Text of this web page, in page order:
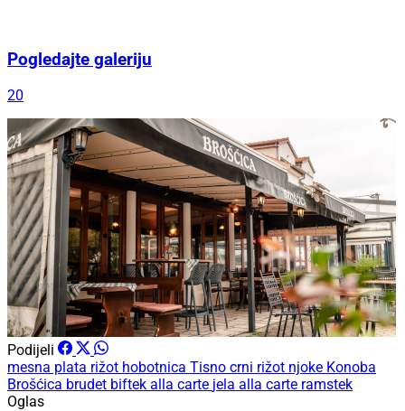
Pogledajte galeriju
20
Podijeli
mesna plata rižot hobotnica Tisno crni rižot njoke Konoba
Brošćica brudet biftek alla carte jela alla carte ramstek
Oglas